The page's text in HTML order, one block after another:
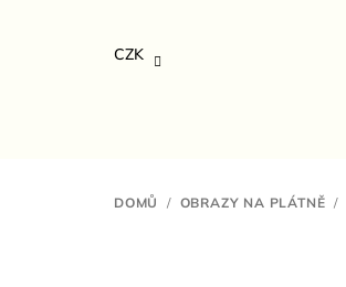
CZK
DOMŮ / OBRAZY NA PLÁTNĚ /